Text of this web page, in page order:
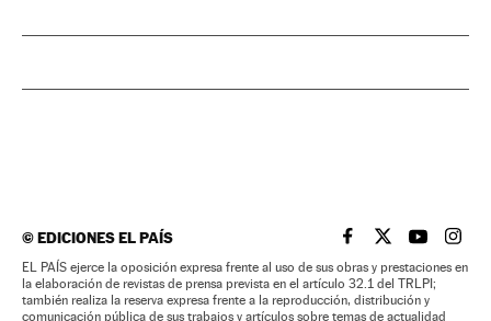
©EDICIONES EL PAÍS EL PAÍS BRASIL EN
EL PAÍSEL PAÍS
EL
EL PAÍS ejerce la oposición expresa frente al uso de sus obras y prestaciones en
la elaboración de revistas de prensa prevista en el artículo 32.1 del TRLPI;
también realiza la reserva expresa frente a la reproducción, distribución y
comunicación pública de sus trabajos y artículos sobre temas de actualidad